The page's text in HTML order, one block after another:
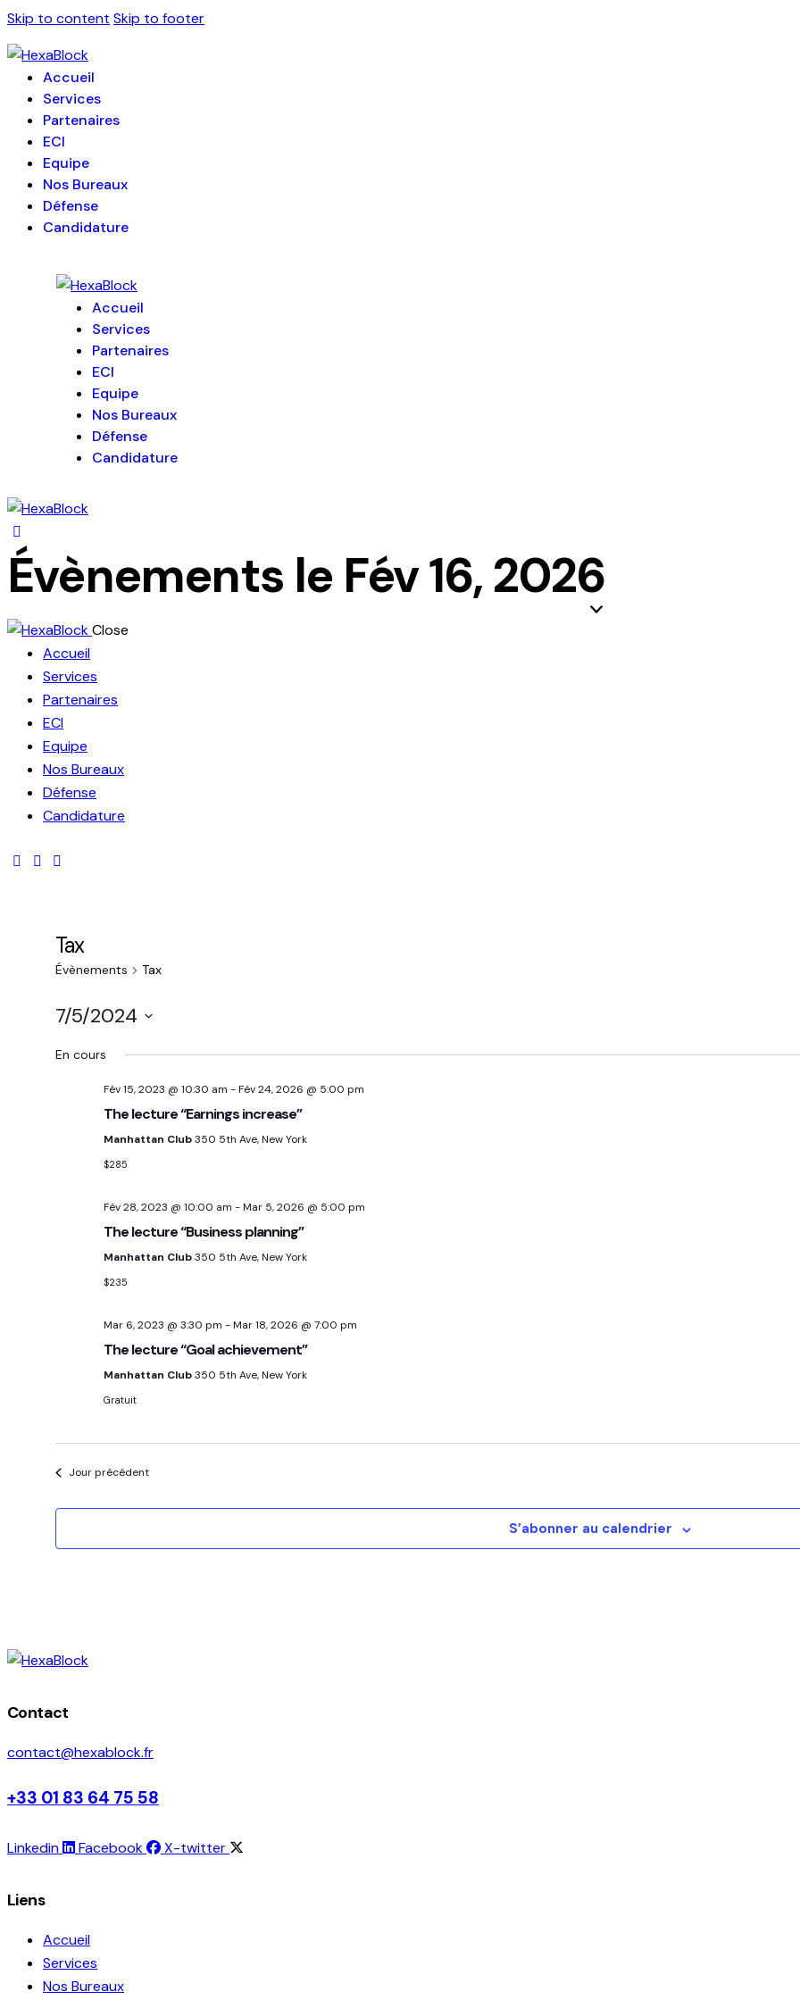
Skip to content Skip to footer
Accueil
Services
Partenaires
ECI
Equipe
Nos Bureaux
Défense
Candidature
Accueil
Services
Partenaires
ECI
Equipe
Nos Bureaux
Défense
Candidature
Évènements le Fév 16, 2026
Close
Accueil
Services
Partenaires
ECI
Equipe
Nos Bureaux
Défense
Candidature
Tax
Évènements Tax
7/5/2024
une
En cours
Fév 15, 2023 @ 10:30 am -Fév 24, 2026 @ 5:00 pm
The lecture “Earnings increase”
Manhattan Club350 5th Ave, New York
$285
Fév 28, 2023 @ 10:00 am -Mar 5, 2026 @ 5:00 pm
The lecture “Business planning”
Manhattan Club350 5th Ave, New York
$235
Mar 6, 2023 @ 3:30 pm -Mar 18, 2026 @ 7:00 pm
The lecture “Goal achievement”
Manhattan Club350 5th Ave, New York
Gratuit
Jour précédent
S’abonner au calendrier
Contact
contact@hexablock.fr
+33 01 83 64 75 58
Linkedin Facebook X-twitter
Liens
Accueil
Services
Nos Bureaux